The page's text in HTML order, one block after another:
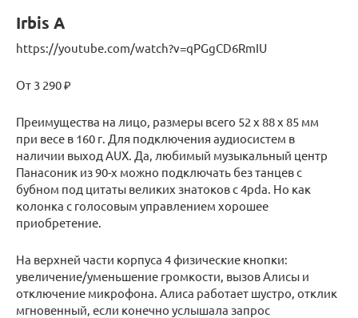
Irbis A
https://youtube.com/watch?v=qPGgCD6RmIU
От 3 290 ₽
Преимущества на лицо, размеры всего 52 х 88 х 85 мм
при весе в 160 г. Для подключения аудиосистем в
наличии выход AUX. Да, любимый музыкальный центр
Панасоник из 90-х можно подключать без танцев с
бубном под цитаты великих знатоков с 4pda. Но как
колонка с голосовым управлением хорошее
приобретение.
На верхней части корпуса 4 физические кнопки:
увеличение/уменьшение громкости, вызов Алисы и
отключение микрофона. Алиса работает шустро, отклик
мгновенный, если конечно услышала запрос